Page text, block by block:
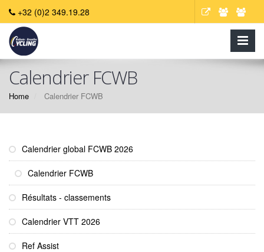
+32 (0)2 349.19.28
Calendrier FCWB
Home Calendrier FCWB
Calendrier global FCWB 2026
Calendrier FCWB
Résultats - classements
Calendrier VTT 2026
Ref Assist